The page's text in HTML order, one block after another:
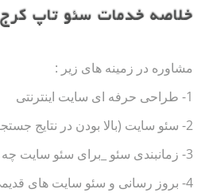
خلاصه خدمات سئو تاپ کرج
مشاوره در زمینه های زیر :
1- طراحی حرفه ای سایت اینترنتی
2- سئو سایت (بالا بودن در نتایج جستجو)
3- زمانبندی سئو _برای سئو سایت چه مقدار زمان لازم است؟)
4- بروز رسانی و سئو سایت های قدیمی